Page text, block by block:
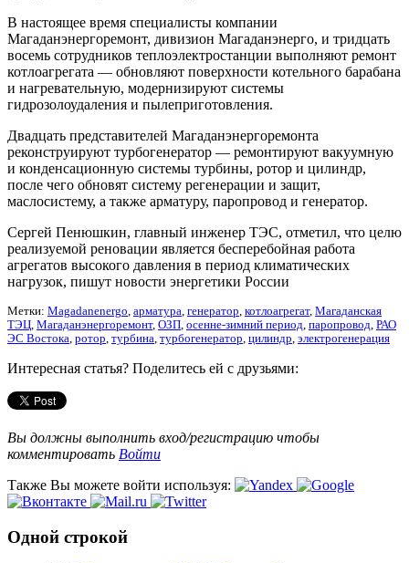
В настоящее время специалисты компании
Магаданэнергоремонт, дивизион Магаданэнерго, и тридцать
восемь сотрудников теплоэлектростанции выполняют ремонт
котлоагрегата — обновляют поверхности котельного барабана
и нагревательную, модернизируют системы
гидрозолоудаления и пылеприготовления.
Двадцать представителей Магаданэнергоремонта
реконструируют турбогенератор — ремонтируют вакуумную
и конденсационную системы турбины, ротор и цилиндр,
после чего обновят систему регенерации и защит,
маслосистему, а также арматуру, паропровод и генератор.
Сергей Пенюшкин, главный инженер ТЭС, отметил, что целю
реализуемой реновации является бесперебойная работа
агрегатов высокого давления в период климатических
нагрузок, пишут новости энергетики России
Метки: Magadanenergo, арматура, генератор, котлоагрегат, Магаданская
ТЭЦ, Магаданэнергоремонт, ОЗП, осенне-зимний период, паропровод, РАО
ЭС Востока, ротор, турбина, турбогенератор, цилиндр, электрогенерация
Интересная статья? Поделитесь ей с друзьями:
Вы должны выполнить вход/регистрацию чтобы
комментировать Войти
Также Вы можете войти используя:
Одной строкой